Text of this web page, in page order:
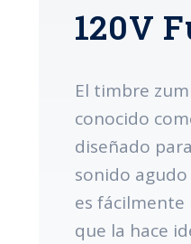
120V
El timbre
conocido
diseñado
sonido
es fácilmente
que la hace